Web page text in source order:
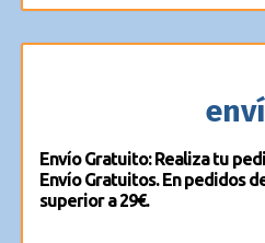
Envío Gratuito: Realiza tu
Envío Gratuitos. En pedidos
superior a 29€.